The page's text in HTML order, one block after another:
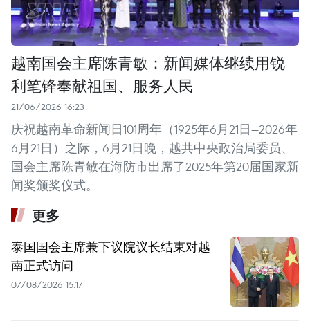
越南国会主席陈青敏：新闻媒体继续用锐
利笔锋奉献祖国、服务人民
21/06/2026 16:23
庆祝越南革命新闻日101周年（1925年6月21日—2026年
6月21日）之际，6月21日晚，越共中央政治局委员、
国会主席陈青敏在海防市出席了2025年第20届国家新
闻奖颁奖仪式。
更多
泰国国会主席兼下议院议长结束对越
南正式访问
07/08/2026 15:17